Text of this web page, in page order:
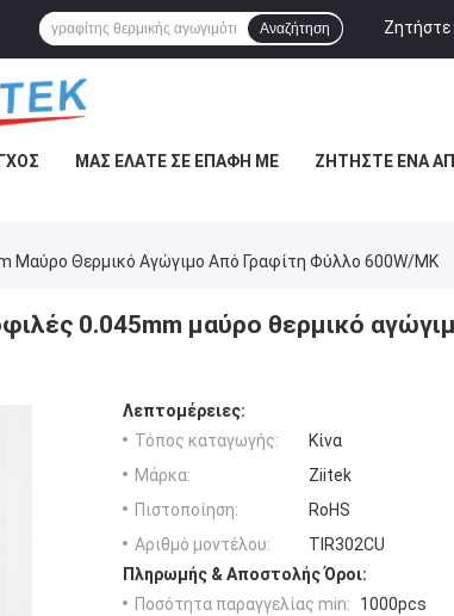
Αναζήτηση
ΜΑΣ ΕΛΆΤΕ ΣΕ ΕΠΑΦΉ ΜΕ ΖΗΤΉΣΤΕ ΈΝΑ
Μαύρο Θερμικό Αγώγιμο Από Γραφίτη Φύλλο 600W/MK
0.045mm μαύρο θερμικό
Λεπτομέρειες:
Τόπος καταγωγής:
Κίνα
Μάρκα:
Ziitek
Πιστοποίηση:
RoHS
Αριθμό μοντέλου:
TIR302CU
Πληρωμής & Αποστολής Όροι:
Ποσότητα παραγγελίας min:
1000pcs